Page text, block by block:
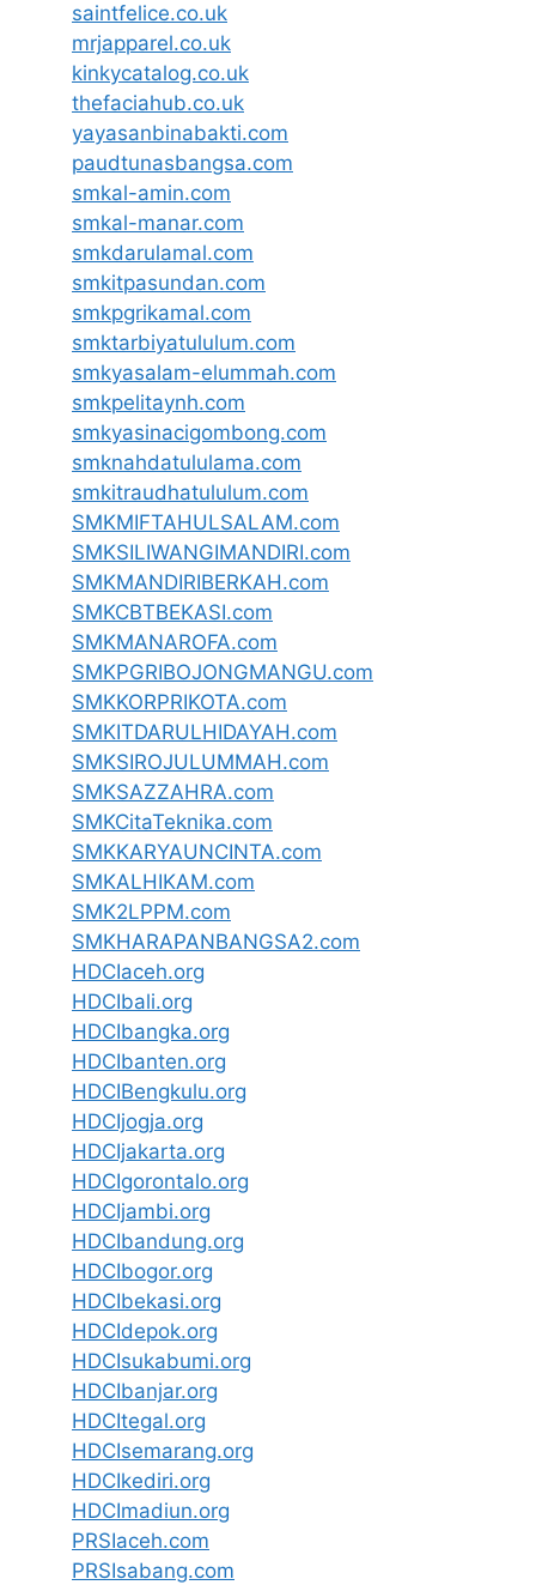
saintfelice.co.uk
mrjapparel.co.uk
kinkycatalog.co.uk
thefaciahub.co.uk
yayasanbinabakti.com
paudtunasbangsa.com
smkal-amin.com
smkal-manar.com
smkdarulamal.com
smkitpasundan.com
smkpgrikamal.com
smktarbiyatululum.com
smkyasalam-elummah.com
smkpelitaynh.com
smkyasinacigombong.com
smknahdatululama.com
smkitraudhatululum.com
SMKMIFTAHULSALAM.com
SMKSILIWANGIMANDIRI.com
SMKMANDIRIBERKAH.com
SMKCBTBEKASI.com
SMKMANAROFA.com
SMKPGRIBOJONGMANGU.com
SMKKORPRIKOTA.com
SMKITDARULHIDAYAH.com
SMKSIROJULUMMAH.com
SMKSAZZAHRA.com
SMKCitaTeknika.com
SMKKARYAUNCINTA.com
SMKALHIKAM.com
SMK2LPPM.com
SMKHARAPANBANGSA2.com
HDCIaceh.org
HDCIbali.org
HDCIbangka.org
HDCIbanten.org
HDCIBengkulu.org
HDCIjogja.org
HDCIjakarta.org
HDCIgorontalo.org
HDCIjambi.org
HDCIbandung.org
HDCIbogor.org
HDCIbekasi.org
HDCIdepok.org
HDCIsukabumi.org
HDCIbanjar.org
HDCItegal.org
HDCIsemarang.org
HDCIkediri.org
HDCImadiun.org
PRSIaceh.com
PRSIsabang.com